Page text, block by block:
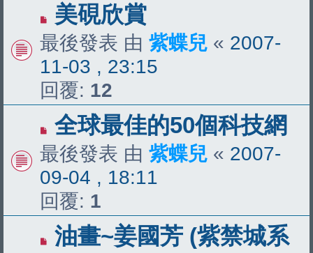
美硯欣賞
最後發表 由 紫蝶兒 « 2007-
11-03 , 23:15
回覆: 12
全球最佳的50個科技網
最後發表 由 紫蝶兒 « 2007-
09-04 , 18:11
回覆: 1
油畫~姜國芳 (紫禁城系